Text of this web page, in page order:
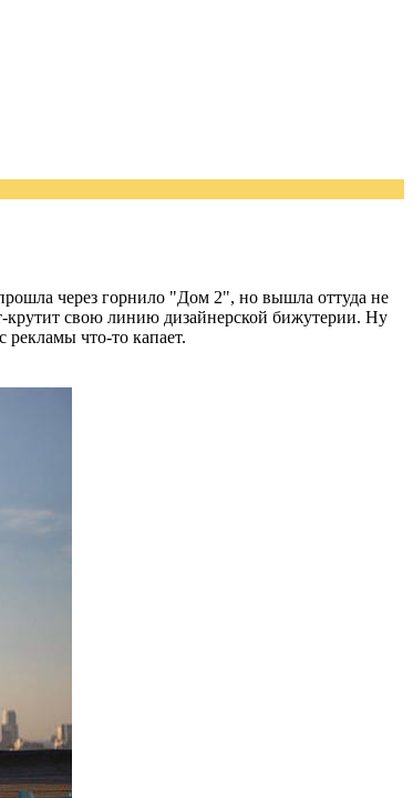
через горнило "Дом 2", но вышла оттуда не
крутит свою линию дизайнерской бижутерии. Ну
рекламы что-то капает.